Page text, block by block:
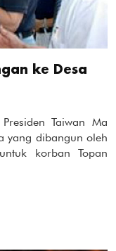
ke Desa
Taiwan Ma
yang dibangun oleh
korban Topan